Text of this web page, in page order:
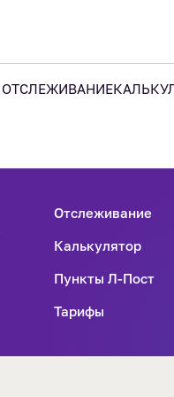
ОТСЛЕЖИВАНИЕ
Отслеживание
Калькулятор
Пункты Л-Пост
Тарифы